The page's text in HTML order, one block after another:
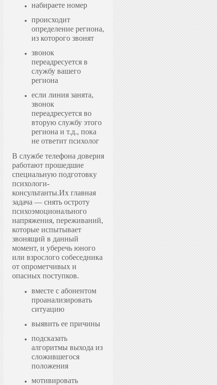
набираете номер
происходит
определение региона,
из которого звонят
звонок
переадресуется в
службу вашего
региона
если линия занята,
звонок
переадресуется во
вторую службу этого
региона и т.д., пока
не ответит психолог
В службе телефона доверия
работают прошедшие
специальную подготовку
психологи-
консультанты.Их главная
задача — снять остроту
психоэмоционального
напряжения, переживаний,
которые испытывает
звонящий в данный
момент, и уберечь юного
или взрослого собеседника
от опрометчивых и
опасных поступков.
вместе с абонентом
проанализировать
ситуацию
выявить ее причины
подсказать
алгоритмы выхода из
сложившегося
положения
мотивировать